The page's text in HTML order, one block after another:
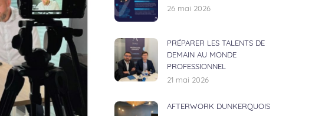
26 mai 2026
PRÉPARER LES TALENTS DE
DEMAIN AU MONDE
PROFESSIONNEL
21 mai 2026
AFTERWORK DUNKERQUOIS